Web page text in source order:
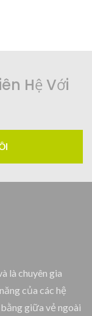
Hệ Với
là chuyên gia
của các hệ
giữa vẻ ngoài